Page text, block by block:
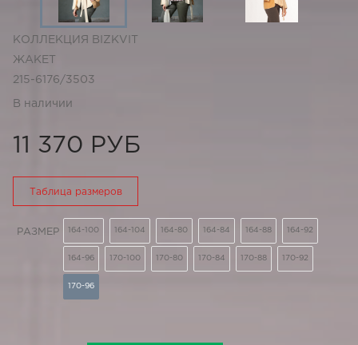
КОЛЛЕКЦИЯ BIZKVIT
ЖАКЕТ
215-6176/3503
В наличии
11 370 РУБ
Таблица размеров
РАЗМЕР 164-100 164-104 164-80 164-84 164-88 164-92
164-96 170-100 170-80 170-84 170-88 170-92
170-96